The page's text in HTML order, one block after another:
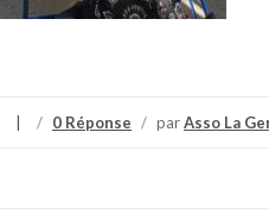
/ 0 Réponse / parAsso La